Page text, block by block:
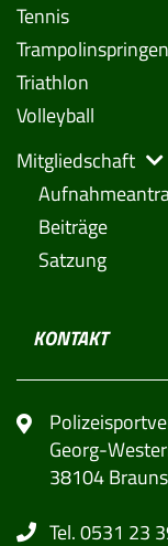
Tennis
Triathlon
Volleyball
Mitgliedschaft
Beiträge
Satzung
KONTAKT
Georg-
38104
Tel. 0531 23